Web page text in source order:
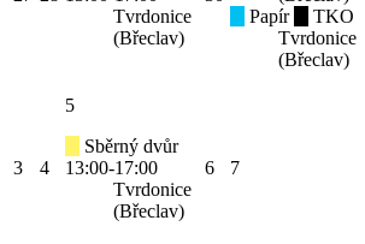
Tvrdonice
(Břeclav)
Papír
TKO
Tvrdonice
(Břeclav)
3 4
5
Sběrný dvůr
13:00-17:00
Tvrdonice
(Břeclav)
6 7